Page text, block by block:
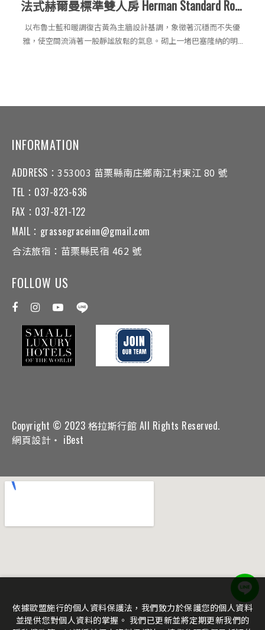
法式赫爾曼標準雙人房 Herman Standard Room〈King〉
以布魯士藍和暖調復古黃為主牆設計基調，象徵著沉穩而不失優
雅，使空間流淌著一股靜謐放鬆的氣息。砌上一堵巴塞隆納的明...
INFORMATION
ADDRESS： 353003 苗栗縣南庄鄉南江村東江 80 號
TEL： 037-823-636
FAX： 037-821-122
MAIL： grassegraceinn@gmail.com
合法旅宿： 苗栗縣民宿 462 號
FOLLOW US
Copyright © 2023 格拉斯行館 All Rights Reserved.
網頁設計 ‧ iBest
依據歐盟施行的個人資料保護法，我們致力於保護您的個人資料
並提供您對個人資料的掌握。 我們已更新並將定期更新我們的